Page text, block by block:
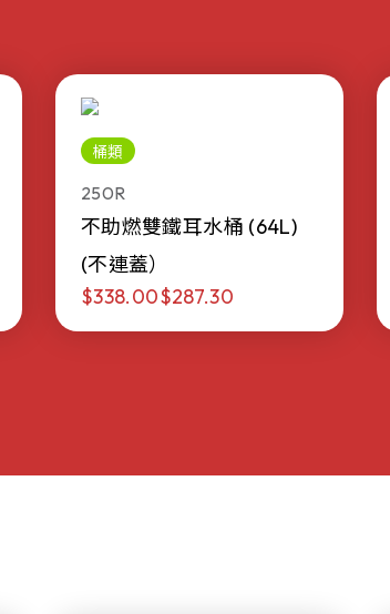
桶類
250R
不助燃雙鐵耳水桶 (64L)
(不連蓋）
$338.00$287.30